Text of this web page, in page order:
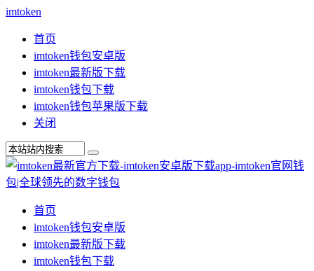
imtoken
首页
imtoken钱包安卓版
imtoken最新版下载
imtoken钱包下载
imtoken钱包苹果版下载
关闭
首页
imtoken钱包安卓版
imtoken最新版下载
imtoken钱包下载